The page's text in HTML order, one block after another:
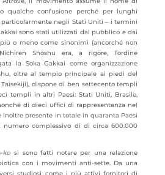
qualche confusione perché per lunghi
negli Stati Uniti – i termini
sono stati utilizzati dal pubblico e dai
o meno come sinonimi (ancorché non
Shoshu era, a rigore, l’ordine
la Soka Gakkai come organizzazione
oltre al tempio principale ai piedi del
dispone di ben settecento templi
templi in altri Paesi: Stati Uniti, Brasile,
di dieci uffici di rappresentanza nel
inoltre presente in totale in quaranta Paesi
numero complessivo di di circa 600.000
ko si sono fatti notare per una relazione
con i movimenti anti-sette. Da una